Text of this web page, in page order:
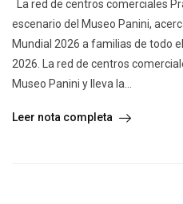
La red de centros comerciales
escenario del Museo Panini,
Mundial 2026 a familias de todo
2026. La red de centros
Museo Panini y lleva la...
Leer nota completa